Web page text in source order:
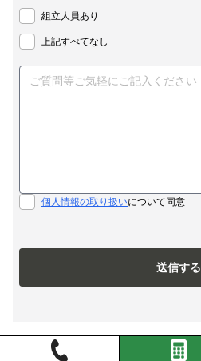
組立人員あり
上記すべてなし
個人情報の取り扱いについて同意
送信する